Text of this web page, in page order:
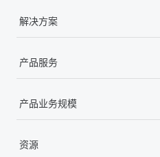
解决方案
产品服务
产品业务规模
资源